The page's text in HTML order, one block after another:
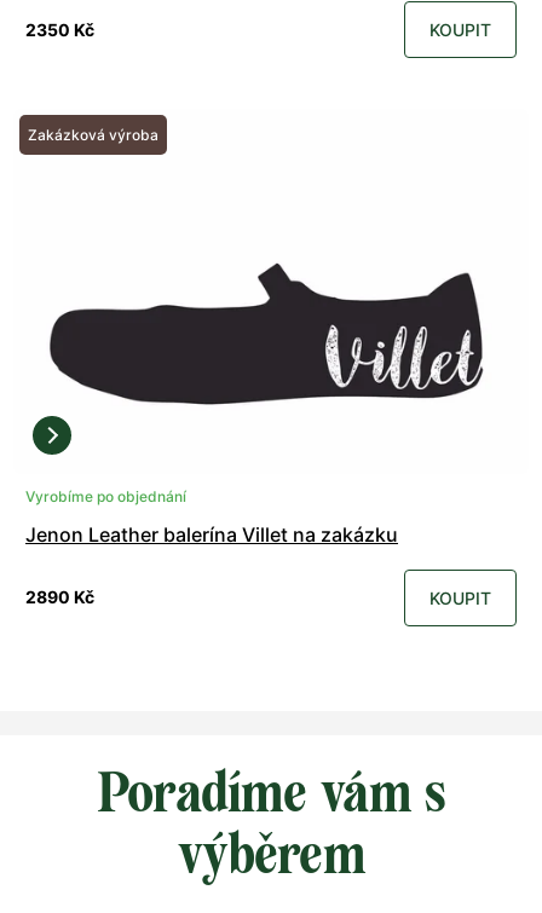
2350 Kč KOUPIT
Zakázková výroba
Vyrobíme po objednání
Jenon Leather balerína Villet na zakázku
2890 Kč KOUPIT
Poradíme vám s
výběrem